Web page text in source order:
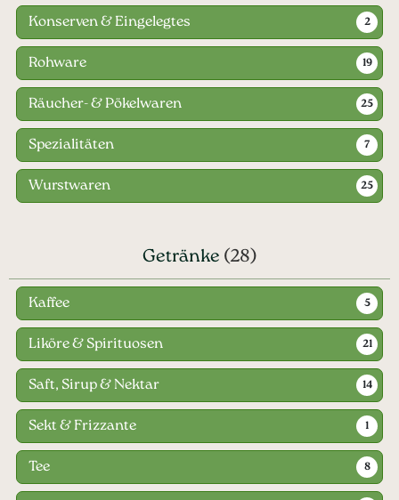
Konserven & Eingelegtes 2
Rohware 19
Räucher- & Pökelwaren 25
Spezialitäten 7
Wurstwaren 25
Getränke (28)
Kaffee 5
Liköre & Spirituosen 21
Saft, Sirup & Nektar 14
Sekt & Frizzante 1
Tee 8